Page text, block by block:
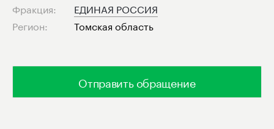
Отправить обращение
Фракция:
ЕДИНАЯ РОССИЯ
Регион:
Томская область